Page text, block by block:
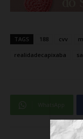
TAGS 188 cvv
realidadecapixaba